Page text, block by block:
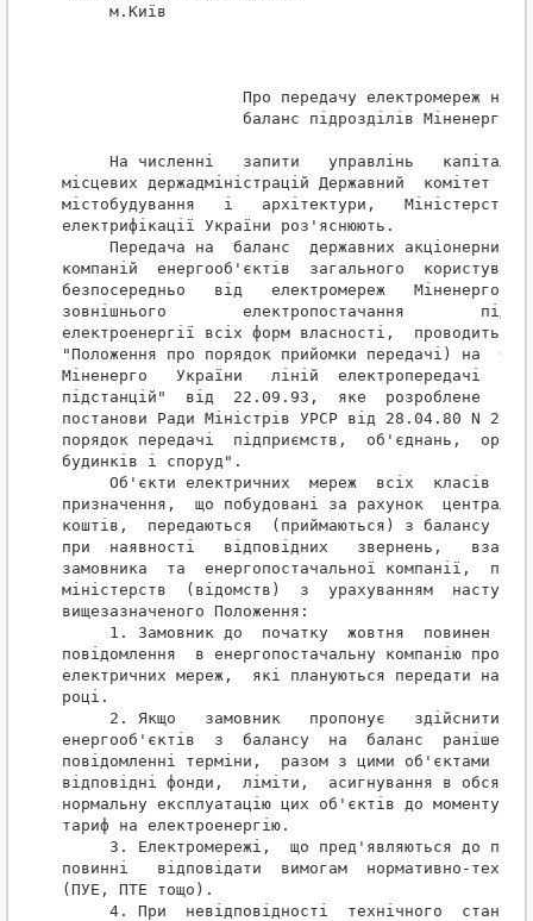
     м.Київ
                   Про передачу електромереж на
                   баланс підрозділів Міненерго
На численні   запити   управлінь
місцевих держадміністрацій Державний  комітет
містобудування   і   архітектури,
електрифікації України роз'яснюють.
Передача на  баланс  державних акціонерних
компаній  енергооб'єктів  загального
безпосередньо   від   електромереж   Міненерго
зовнішнього        електропостачання
електроенергії всіх форм власності,  проводиться
"Положення про порядок прийомки передачі) на
Міненерго   України   ліній  електропередачі  та
підстанцій"  від  22.09.93,  яке  розроблене  на
постанови Ради Міністрів УРСР від 28.04.80 N 285
порядок передачі  підприємств,  об'єднань,
будинків і споруд".
Об'єкти електричних  мереж  всіх  класів
призначення,  що побудовані за рахунок
коштів,  передаються  (приймаються) з балансу на
при  наявності   відповідних   звернень,
замовника  та  енергопостачальної компанії,
міністерств  (відомств)  з  урахуванням
вищезазначеного Положення:
1. Замовник до  початку  жовтня  повинен
повідомлення  в енергопостачальну компанію про
електричних мереж,  які плануються передати на
році.
2. Якщо   замовник   пропонує   здійснити
енергооб'єктів  з  балансу  на  баланс  раніше
повідомленні терміни,  разом з цими об'єктами
відповідні фонди,  ліміти,  асигнування в
нормальну експлуатацію цих об'єктів до моменту
тариф на електроенергію.
3. Електромережі,  що пред'являються до
повинні   відповідати  вимогам  нормативно-
(ПУЕ, ПТЕ тощо).
4. При  невідповідності  технічного  стану